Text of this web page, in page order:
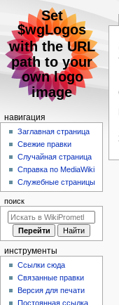
Н
а
я
навигация
Заглавная страница
Свежие правки
Случайная страница
Справка по MediaWiki
Служебные страницы
поиск
инструменты
Ссылки сюда
Связанные правки
Версия для печати
Постоянная ссылка